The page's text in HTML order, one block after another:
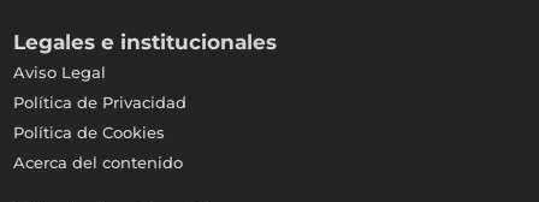
Legales e institucionales
Aviso Legal
Política de Privacidad
Política de Cookies
Acerca del contenido